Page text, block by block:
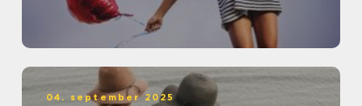
04. september 2025